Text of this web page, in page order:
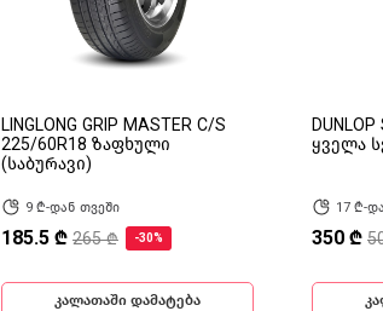
LINGLONG GRIP MASTER C/S
225/60R18 ზაფხული
(საბურავი)
9 ₾-დან თვეში
185.5 ₾ 265 ₾ -30%
კალათაში დამატება
ყველა
17 ₾-
350 ₾